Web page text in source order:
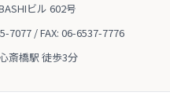
ビル 602号
7077 / FAX: 06-6537-7776
斎橋駅 徒歩3分